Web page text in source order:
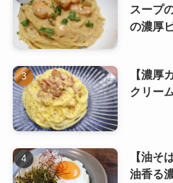
スープ
の濃厚
【濃厚
クリー
【油そ
油香る